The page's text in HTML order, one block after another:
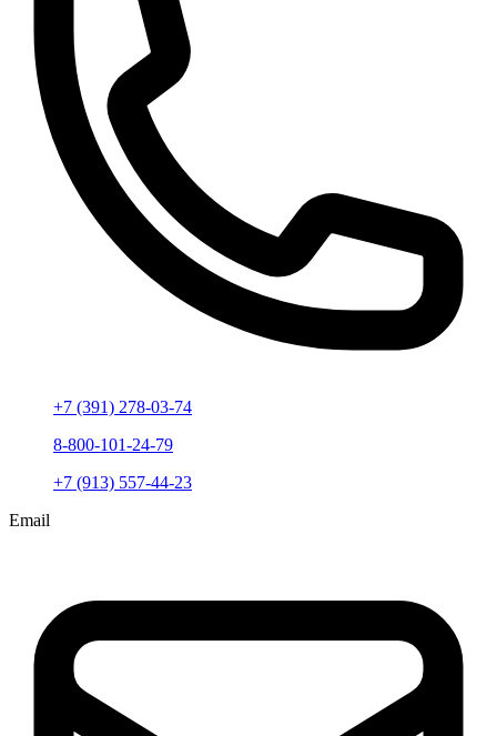
+7 (391) 278-03-74
8-800-101-24-79
+7 (913) 557-44-23
Email